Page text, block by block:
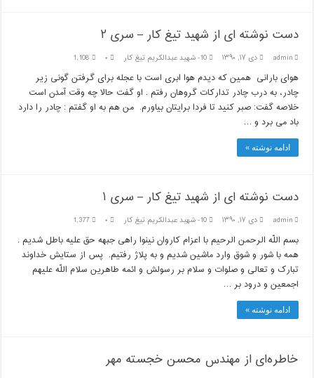
دست نوشته ای از شهید تیغ کار – سری ۲
admin دی ۱۷, ۱۳۹۰ 10- شهيد عبدالكريم تيغ كار ۰ 1,108
هوای بارانی همین که دیدم هوا ابری است با عجله برای گرفتن گونی زیر
چادر، به درب چادر تدارکات گروهان رفتم . او گفت حالا چه وقت آمدن است
خلاصه گفت: صبر کنید تا فردا برایتان بیاورم. من هم به او گفتم : چادر را دارد
باد می برد و …
ادامه نوشته »
دست نوشته ای از شهید تیغ کار – سری ۱
admin دی ۱۷, ۱۳۹۰ 10- شهيد عبدالكريم تيغ كار ۰ 1,377
بسم اللّه الرحمن الرحیم با اعزام کاروان نینوا راهی جبهه حق علیه باطل شدیم .
همه با شور و شوق وارد ماشین شدیم و به پلاژ رفتیم. پس از ستایش خداوند
تبارک و تعالی و صلوات و سلام بر رسولش و ائمه طاهرین سلام اللّه علیهم
اجمعین و درود بر …
ادامه نوشته »
خاطره‌ای از مهندس محسن خجسته مهر